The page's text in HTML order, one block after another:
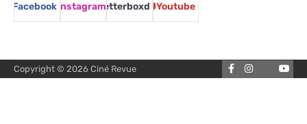
Facebook InstagramLetterboxd Youtube
Copyright © 2026 Ciné Revue FacebookInstagram